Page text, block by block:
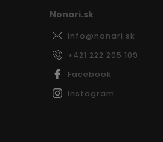
Nonari.sk
info@nonari.sk
+421 222 205 109
Facebook
Instagram